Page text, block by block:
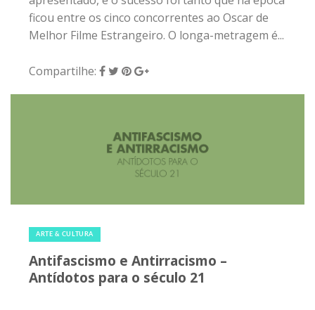
ficou entre os cinco concorrentes ao Oscar de
Melhor Filme Estrangeiro. O longa-metragem é...
Compartilhe:
ARTE & CULTURA
Antifascismo e Antirracismo –
Antídotos para o século 21